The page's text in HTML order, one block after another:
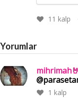
11 kalp
Yorumlar
1 kalp